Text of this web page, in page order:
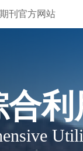
刊官方网站